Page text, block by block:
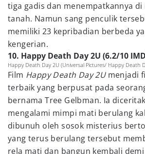
tiga gadis dan menempatkannya di
tanah. Namun sang penculik
memiliki 23 kepribadian berbeda
kengerian.
10. Happy Death Day 2U (6.2/10
Happy Death Day 2U (Universal Pictures/ Happy Death
Film Happy Death Day 2Umenjadi
terbaik yang berpusat pada
bernama Tree Gelbman. Ia
mengalami mimpi mati berulang
dibunuh oleh sosok misterius
yang terus berulang tersebut
rela mati dan bangun kembali